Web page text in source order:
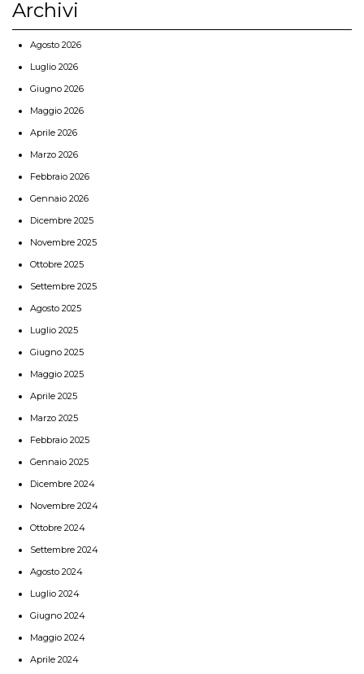
Archivi
Agosto 2026
Luglio 2026
Giugno 2026
Maggio 2026
Aprile 2026
Marzo 2026
Febbraio 2026
Gennaio 2026
Dicembre 2025
Novembre 2025
Ottobre 2025
Settembre 2025
Agosto 2025
Luglio 2025
Giugno 2025
Maggio 2025
Aprile 2025
Marzo 2025
Febbraio 2025
Gennaio 2025
Dicembre 2024
Novembre 2024
Ottobre 2024
Settembre 2024
Agosto 2024
Luglio 2024
Giugno 2024
Maggio 2024
Aprile 2024